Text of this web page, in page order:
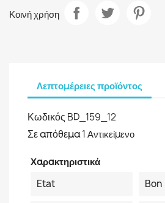
Κοινή χρήση
Λεπτομέρειες προϊόντος
Κωδικός BD_159_12
Σε απόθεμα1 Αντικείμενο
Χαρακτηριστικά
Etat
Bon